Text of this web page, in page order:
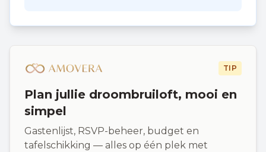
TIP
Plan jullie droombruiloft, mooi en
simpel
Gastenlijst, RSVP-beheer, budget en
tafelschikking — alles op één plek met